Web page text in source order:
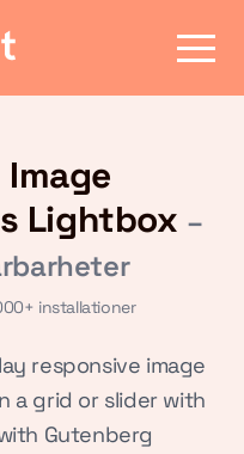
Lightbox –
installationer
responsive image
a grid or slider with
Gutenberg